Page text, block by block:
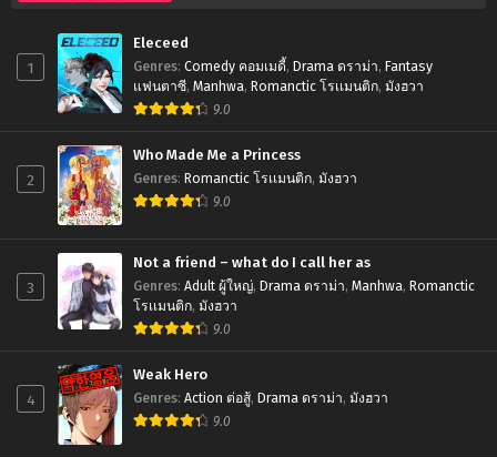
1
Eleceed
Genres: Comedy คอมเมดี้, Drama ดราม่า, Fantasy
แฟนตาซี, Manhwa, Romanctic โรเเมนติก, มังฮวา
9.0
2
Who Made Me a Princess
Genres: Romanctic โรเเมนติก, มังฮวา
9.0
3
Not a friend – what do I call her as
Genres: Adult ผู้ใหญ่, Drama ดราม่า, Manhwa, Romanctic
โรเเมนติก, มังฮวา
9.0
4
Weak Hero
Genres: Action ต่อสู้, Drama ดราม่า, มังฮวา
9.0